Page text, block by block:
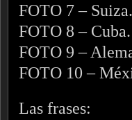
FOTO 7 –
FOTO 8 –
FOTO 9 –
FOTO 10 –
Las frases: